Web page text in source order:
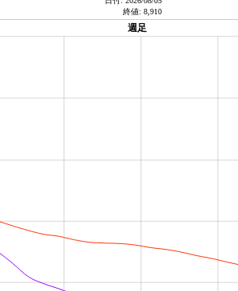
終値: 8,910
週足